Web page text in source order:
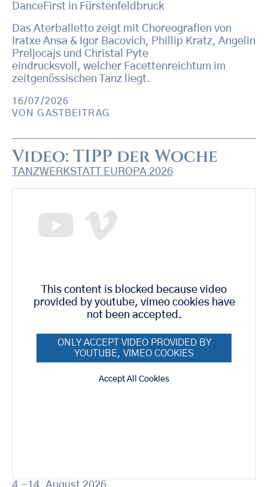
DanceFirst in Fürstenfeldbruck
Das Aterballetto zeigt mit Choreografien von
Iratxe Ansa & Igor Bacovich, Phillip Kratz, Angelin
Preljocajs und Christal Pyte
eindrucksvoll, welcher Facettenreichtum im
zeitgenössischen Tanz liegt.
16/07/2026
VONGASTBEITRAG
Video: TIPP der Woche
TANZWERKSTATT EUROPA 2026
This content is blocked because video
provided by youtube, vimeo cookies have
not been accepted.
ONLY ACCEPT VIDEO PROVIDED BY
YOUTUBE, VIMEO COOKIES
Accept All Cookies